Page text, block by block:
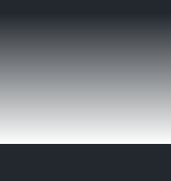
112878..